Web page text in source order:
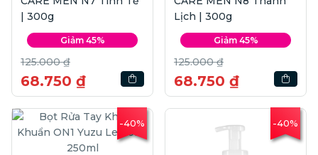
| 300g
Giảm 45%
125.000 ₫
68.750 ₫
Lịch | 300g
Giảm 45%
125.000 ₫
68.750 ₫
-40% -40%